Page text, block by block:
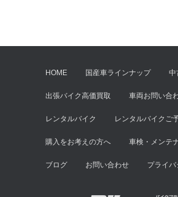
HOME 国産車ラインナップ 中
出張バイク高価買取 車両お問い合
レンタルバイク レンタルバイクご
購入をお考えの方へ 車検・メンテ
ブログ お問い合わせ プライ